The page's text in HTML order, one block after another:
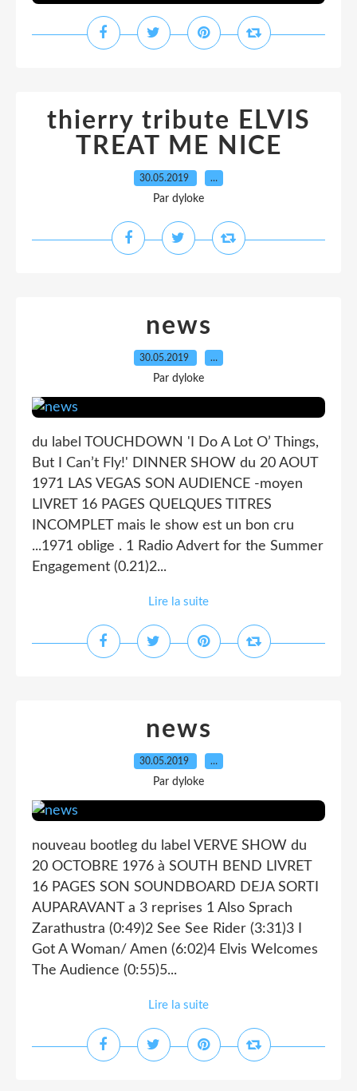
thierry tribute ELVIS
TREAT ME NICE
30.05.2019 …
Par dyloke
news
30.05.2019 …
Par dyloke
du label TOUCHDOWN 'I Do A Lot O’ Things,
But I Can’t Fly!' DINNER SHOW du 20 AOUT
1971 LAS VEGAS SON AUDIENCE -moyen
LIVRET 16 PAGES QUELQUES TITRES
INCOMPLET mais le show est un bon cru
...1971 oblige . 1 Radio Advert for the Summer
Engagement (0.21)2...
Lire la suite
news
30.05.2019 …
Par dyloke
nouveau bootleg du label VERVE SHOW du
20 OCTOBRE 1976 à SOUTH BEND LIVRET
16 PAGES SON SOUNDBOARD DEJA SORTI
AUPARAVANT a 3 reprises 1 Also Sprach
Zarathustra (0:49)2 See See Rider (3:31)3 I
Got A Woman/ Amen (6:02)4 Elvis Welcomes
The Audience (0:55)5...
Lire la suite